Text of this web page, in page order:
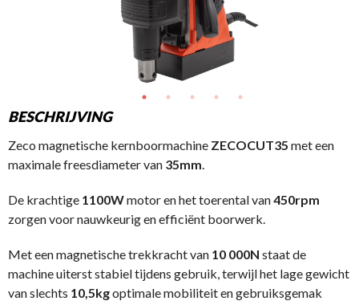
BESCHRIJVING
Zeco magnetische kernboormachine ZECOCUT35 met een
maximale freesdiameter van 35mm.
De krachtige 1100Wmotor en het toerental van450rpm
zorgen voor nauwkeurig en efficiënt boorwerk.
Met een magnetische trekkracht van 10 000N staat de
machine uiterst stabiel tijdens gebruik, terwijl het lage gewicht
van slechts 10,5kgoptimale mobiliteit en gebruiksgemak